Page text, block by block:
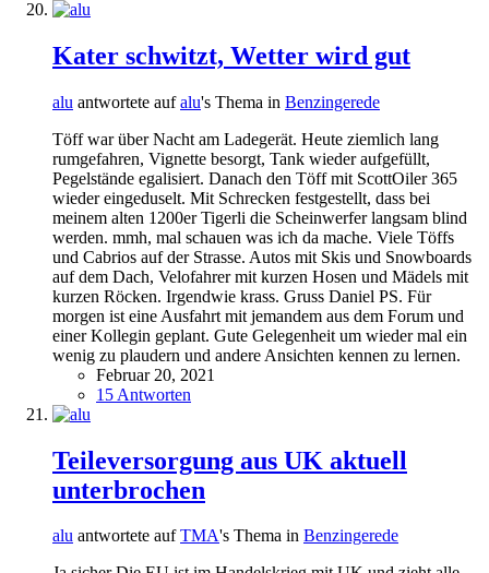
Kater schwitzt, Wetter wird gut
alu antwortete aufalu's Thema in Benzingerede
Töff war über Nacht am Ladegerät. Heute ziemlich lang
rumgefahren, Vignette besorgt, Tank wieder aufgefüllt,
Pegelstände egalisiert. Danach den Töff mit ScottOiler 365
wieder eingeduselt. Mit Schrecken festgestellt, dass bei
meinem alten 1200er Tigerli die Scheinwerfer langsam blind
werden. mmh, mal schauen was ich da mache. Viele Töffs
und Cabrios auf der Strasse. Autos mit Skis und Snowboards
auf dem Dach, Velofahrer mit kurzen Hosen und Mädels mit
kurzen Röcken. Irgendwie krass. Gruss Daniel PS. Für
morgen ist eine Ausfahrt mit jemandem aus dem Forum und
einer Kollegin geplant. Gute Gelegenheit um wieder mal ein
wenig zu plaudern und andere Ansichten kennen zu lernen.
Februar 20, 2021
15 Antworten
Teileversorgung aus UK aktuell
unterbrochen
alu antwortete aufTMA's Thema in Benzingerede